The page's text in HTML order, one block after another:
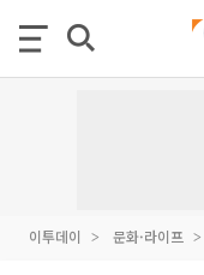
이투데이 문화·라이프